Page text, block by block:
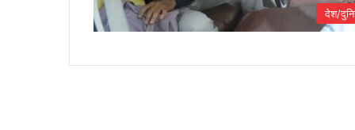
देश/